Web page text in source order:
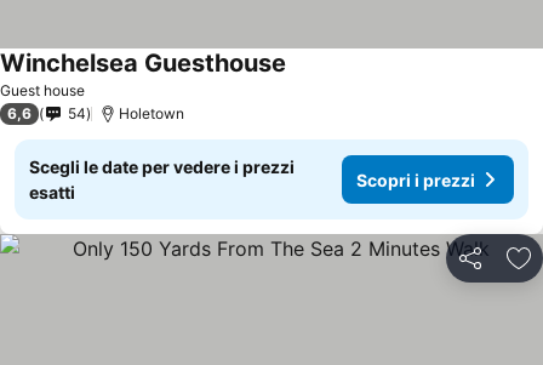
Guest house
Winchelsea Guesthouse
6,6 54 Holetown
Scegli le date per vedere i prezzi
esatti
Scopri i prezzi
Condividi